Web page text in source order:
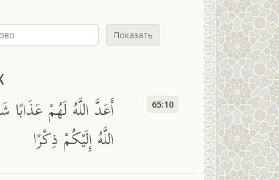
Показать
أَعَدَّ اللَّهُ لَهُمْ عَذَابًا
اللَّهُ إِلَيْكُمْ ذِكْرًا
65:10